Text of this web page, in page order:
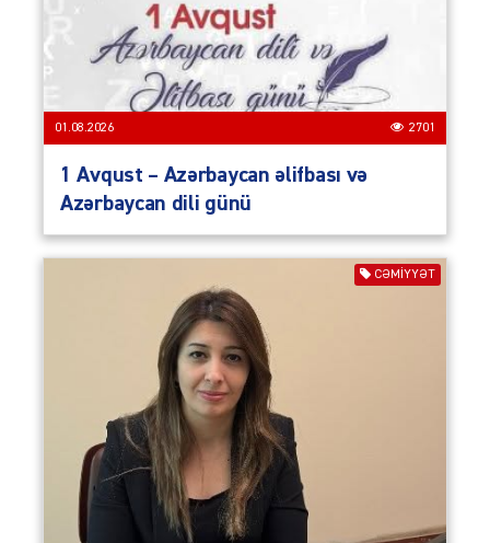
01.08.2026 2701
1 Avqust – Azərbaycan əlifbası və
Azərbaycan dili günü
CƏMIYYƏT